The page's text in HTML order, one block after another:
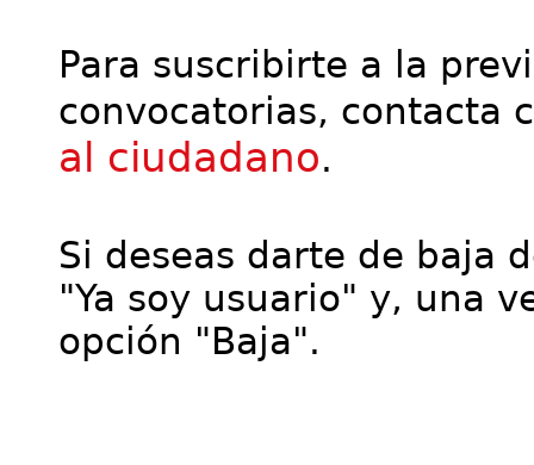
Para suscribirte a la
convocatorias, contacta
al ciudadano.
Si deseas darte de baja
"Ya soy usuario" y, una
opción "Baja".